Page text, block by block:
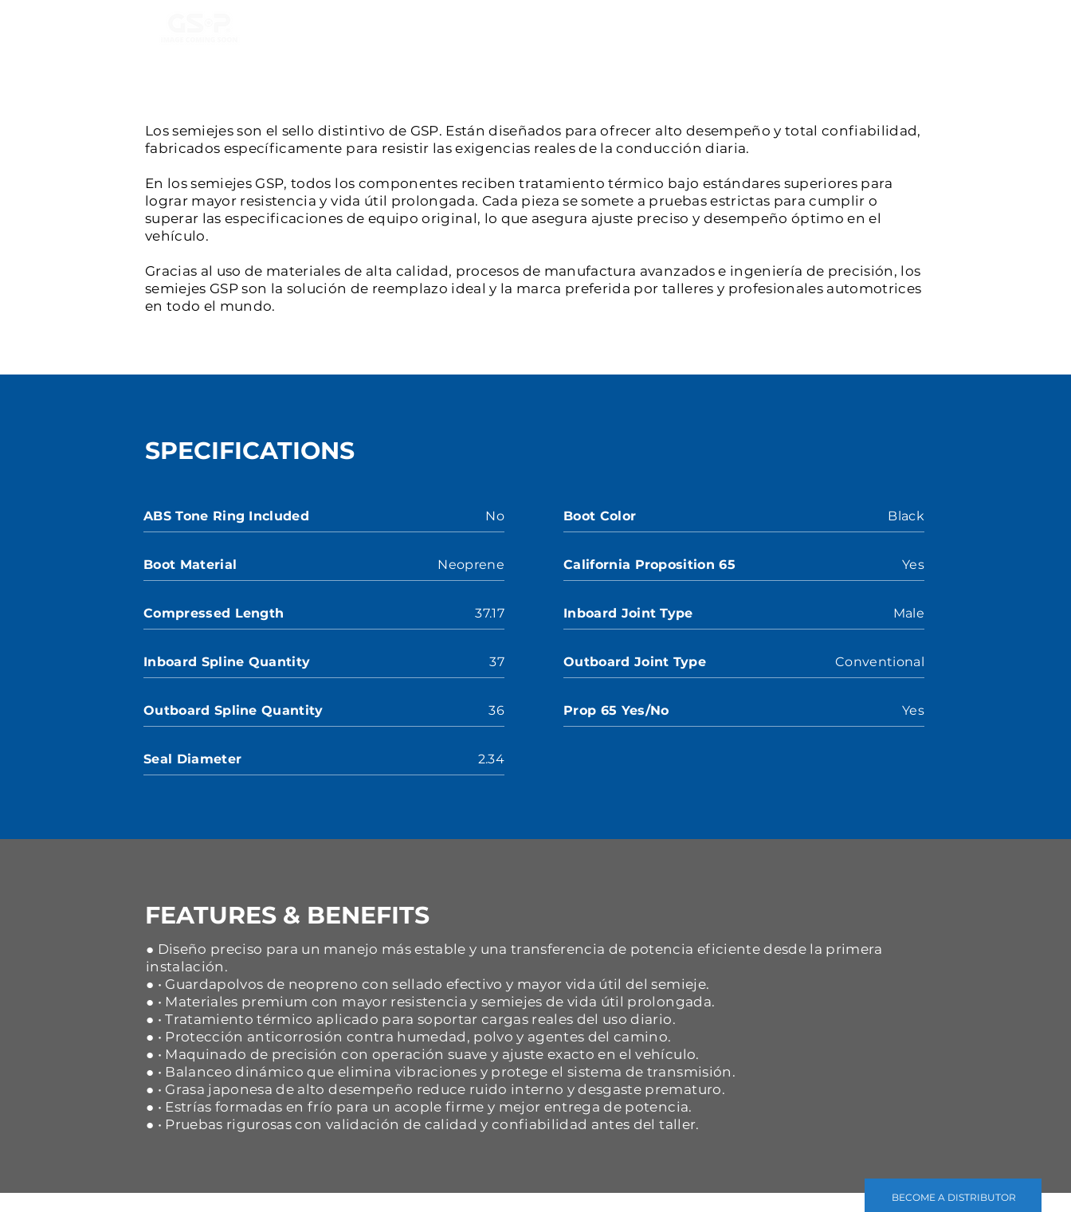
BECOME A DISTRIBUTOR
Los semiejes son el sello distintivo de GSP. Están diseñados para ofrecer alto desempeño y total confiabilidad,
fabricados específicamente para resistir las exigencias reales de la conducción diaria.
En los semiejes GSP, todos los componentes reciben tratamiento térmico bajo estándares superiores para
lograr mayor resistencia y vida útil prolongada. Cada pieza se somete a pruebas estrictas para cumplir o
superar las especificaciones de equipo original, lo que asegura ajuste preciso y desempeño óptimo en el
vehículo.
Gracias al uso de materiales de alta calidad, procesos de manufactura avanzados e ingeniería de precisión, los
semiejes GSP son la solución de reemplazo ideal y la marca preferida por talleres y profesionales automotrices
en todo el mundo.
SPECIFICATIONS
ABS Tone Ring Included No
Boot Material Neoprene
Compressed Length 37.17
Inboard Spline Quantity 37
Outboard Spline Quantity 36
Seal Diameter 2.34
Boot Color Black
California Proposition 65 Yes
Inboard Joint Type Male
Outboard Joint Type Conventional
Prop 65 Yes/No Yes
FEATURES & BENEFITS
● Diseño preciso para un manejo más estable y una transferencia de potencia eficiente desde la primera
instalación.
● • Guardapolvos de neopreno con sellado efectivo y mayor vida útil del semieje.
● • Materiales premium con mayor resistencia y semiejes de vida útil prolongada.
● • Tratamiento térmico aplicado para soportar cargas reales del uso diario.
● • Protección anticorrosión contra humedad, polvo y agentes del camino.
● • Maquinado de precisión con operación suave y ajuste exacto en el vehículo.
● • Balanceo dinámico que elimina vibraciones y protege el sistema de transmisión.
● • Grasa japonesa de alto desempeño reduce ruido interno y desgaste prematuro.
● • Estrías formadas en frío para un acople firme y mejor entrega de potencia.
● • Pruebas rigurosas con validación de calidad y confiabilidad antes del taller.